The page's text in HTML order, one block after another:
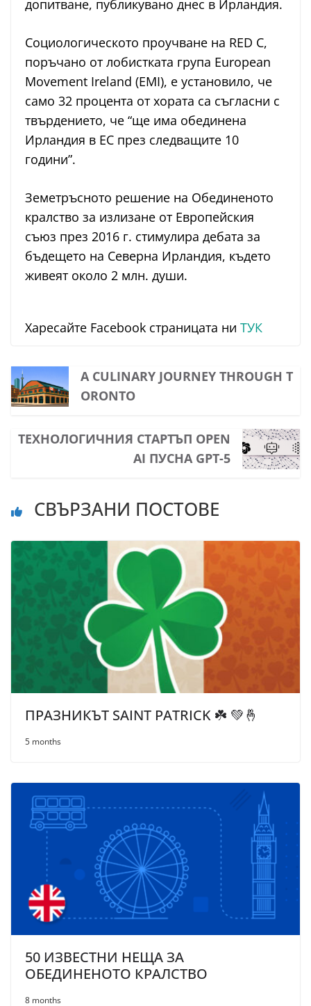
допитване, публикувано днес в Ирландия.
Социологическото проучване на RED C,
поръчано от лобистката група European
Movement Ireland (EMI), е установило, че
само 32 процента от хората са съгласни с
твърдението, че “ще има обединена
Ирландия в ЕС през следващите 10
години”.
Земетръсното решение на Обединеното
кралство за излизане от Европейския
съюз през 2016 г. стимулира дебата за
бъдещето на Северна Ирландия, където
живеят около 2 млн. души.
Харесайте Facebook страницата ни ТУК
A CULINARY JOURNEY THROUGH T
ORONTO
ТЕХНОЛОГИЧНИЯ СТАРТЪП OPEN
AI ПУСНА GPT-5
СВЪРЗАНИ ПОСТОВЕ
ПРАЗНИКЪТ SAINT PATRICK ☘️ 💚🤞
5 months
50 ИЗВЕСТНИ НЕЩА ЗА
ОБЕДИНЕНОТО КРАЛСТВО
8 months